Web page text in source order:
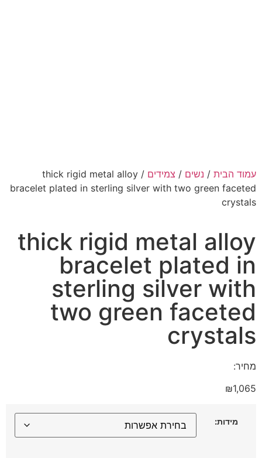
עמוד הבית/ נשים / צמידים
/ thick rigid metal alloy
bracelet plated in sterling silver with two green faceted
crystals
thick rigid metal alloy
bracelet plated in
sterling silver with
two green faceted
crystals
מחיר:
₪1,065
מידות: